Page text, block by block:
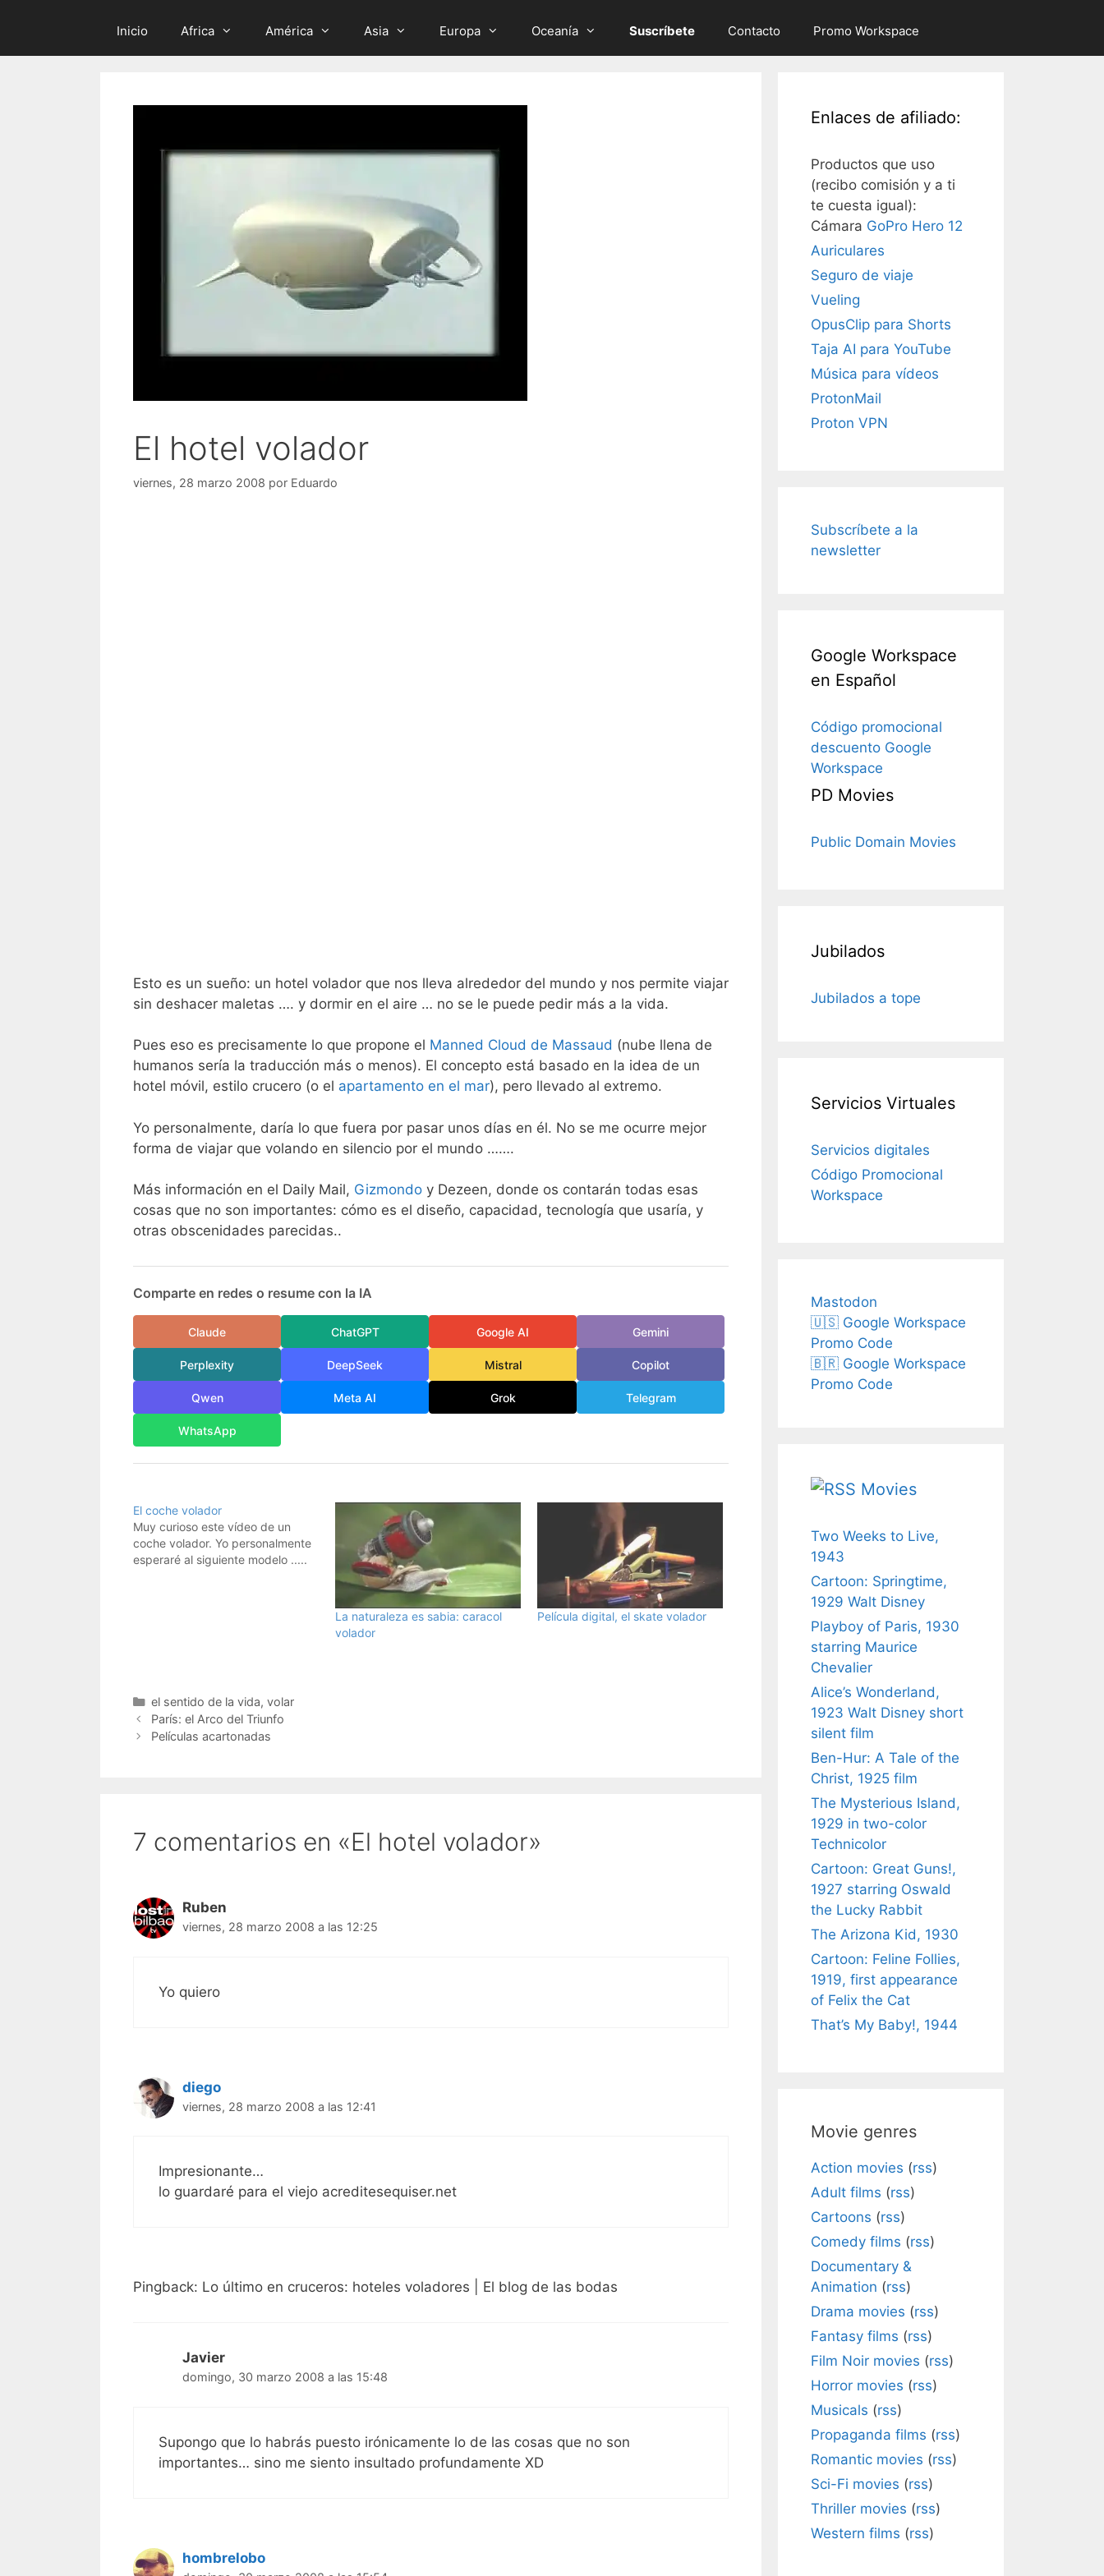
Inicio Africa América Asia Europa Oceanía Suscríbete Contacto Promo Workspace
El hotel volador
viernes, 28 marzo 2008 por Eduardo
Esto es un sueño: un hotel volador que nos lleva alrededor del mundo y nos permite viajar
sin deshacer maletas …. y dormir en el aire … no se le puede pedir más a la vida.
Pues eso es precisamente lo que propone el Manned Cloud de Massaud (nube llena de
humanos sería la traducción más o menos). El concepto está basado en la idea de un
hotel móvil, estilo crucero (o el apartamento en el mar), pero llevado al extremo.
Yo personalmente, daría lo que fuera por pasar unos días en él. No se me ocurre mejor
forma de viajar que volando en silencio por el mundo …….
Más información en el Daily Mail, Gizmondo y Dezeen, donde os contarán todas esas
cosas que no son importantes: cómo es el diseño, capacidad, tecnología que usaría, y
otras obscenidades parecidas..
Comparte en redes o resume con la IA
Claude ChatGPT Google AI Gemini
Perplexity DeepSeek Mistral Copilot
Qwen Meta AI Grok Telegram
WhatsApp
El coche volador
Muy curioso este vídeo de un
coche volador. Yo personalmente
esperaré al siguiente modelo .....
La naturaleza es sabia: caracol
volador
Película digital, el skate volador
Categorías
el sentido de la vida, volar
París: el Arco del Triunfo
Películas acartonadas
7 comentarios en «El hotel volador»
Ruben
viernes, 28 marzo 2008 a las 12:25
Yo quiero
diego
viernes, 28 marzo 2008 a las 12:41
Impresionante…
lo guardaré para el viejo acreditesequiser.net
Pingback: Lo último en cruceros: hoteles voladores | El blog de las bodas
Javier
domingo, 30 marzo 2008 a las 15:48
Supongo que lo habrás puesto irónicamente lo de las cosas que no son
importantes… sino me siento insultado profundamente XD
hombrelobo
Enlaces de afiliado:
Productos que uso
(recibo comisión y a ti
te cuesta igual):
Cámara GoPro Hero 12
Auriculares
Seguro de viaje
Vueling
OpusClip para Shorts
Taja AI para YouTube
Música para vídeos
ProtonMail
Proton VPN
Subscríbete a la
newsletter
Google Workspace
en Español
Código promocional
descuento Google
Workspace
PD Movies
Public Domain Movies
Jubilados
Jubilados a tope
Servicios Virtuales
Servicios digitales
Código Promocional
Workspace
Mastodon
🇺🇸 Google Workspace
Promo Code
🇧🇷 Google Workspace
Promo Code
Movies
Two Weeks to Live,
1943
Cartoon: Springtime,
1929 Walt Disney
Playboy of Paris, 1930
starring Maurice
Chevalier
Alice’s Wonderland,
1923 Walt Disney short
silent film
Ben-Hur: A Tale of the
Christ, 1925 film
The Mysterious Island,
1929 in two-color
Technicolor
Cartoon: Great Guns!,
1927 starring Oswald
the Lucky Rabbit
The Arizona Kid, 1930
Cartoon: Feline Follies,
1919, first appearance
of Felix the Cat
That’s My Baby!, 1944
Movie genres
Action movies (rss)
Adult films (rss)
Cartoons (rss)
Comedy films (rss)
Documentary &
Animation (rss)
Drama movies (rss)
Fantasy films (rss)
Film Noir movies (rss)
Horror movies (rss)
Musicals (rss)
Propaganda films (rss)
Romantic movies (rss)
Sci-Fi movies (rss)
Thriller movies (rss)
Western films (rss)